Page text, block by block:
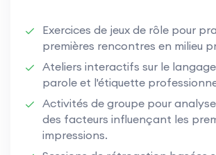
Exercices de jeux de rôle pour
premières rencontres en milieu
Ateliers interactifs sur le
parole et l'étiquette
Activités de groupe pour
des facteurs influençant les
impressions.